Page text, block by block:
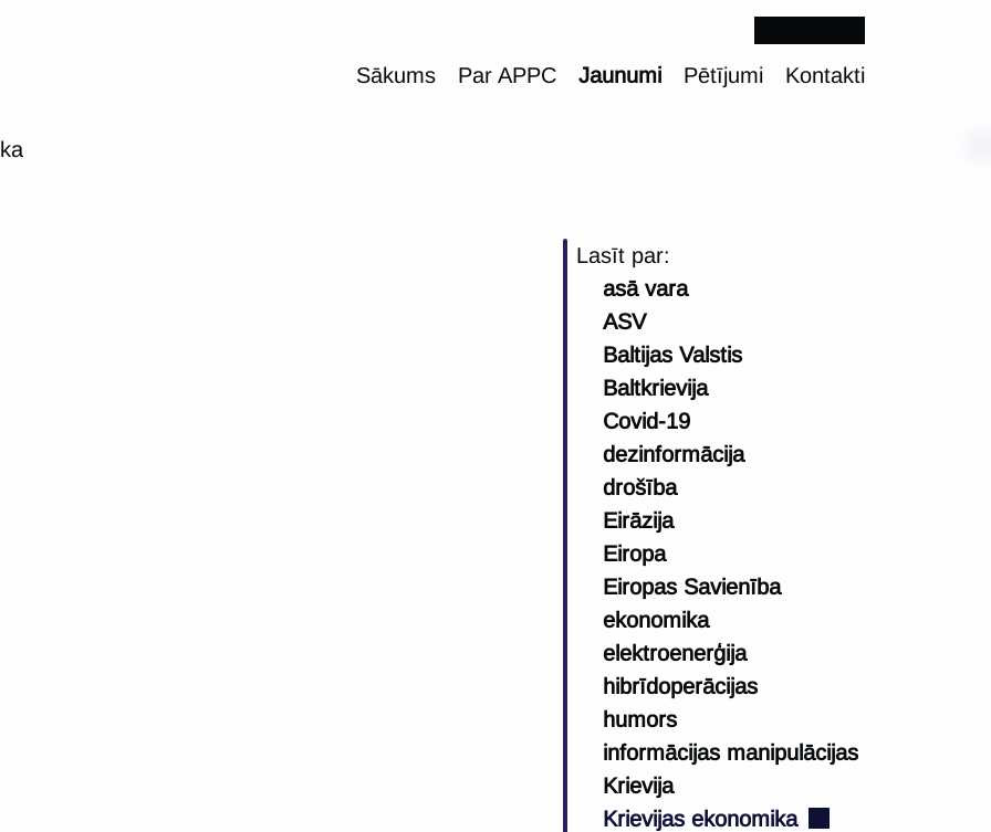
Sākums Par APPC Jaunumi Pētījumi Kontakti
Lasīt par:
asā vara
ASV
Baltijas Valstis
Baltkrievija
Covid-19
dezinformācija
drošība
Eirāzija
Eiropa
Eiropas Savienība
ekonomika
elektroenerģija
hibrīdoperācijas
humors
informācijas manipulācijas
Krievija
Krievijas ekonomika